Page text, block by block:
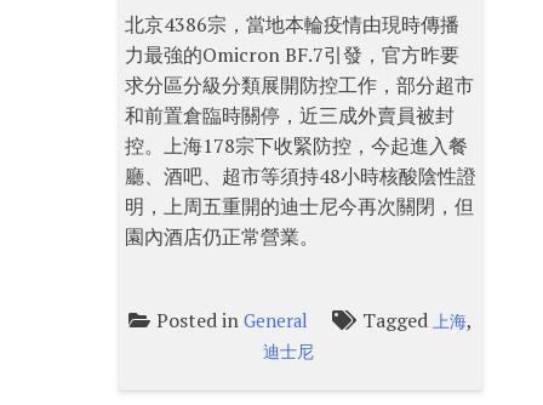
北京4386宗，當地本輪疫情由現時傳播
力最強的Omicron BF.7引發，官方昨要
求分區分級分類展開防控工作，部分超市
和前置倉臨時關停，近三成外賣員被封
控。上海178宗下收緊防控，今起進入餐
廳、酒吧、超市等須持48小時核酸陰性證
明，上周五重開的迪士尼今再次關閉，但
園內酒店仍正常營業。
Posted inGeneral Tagged上海,
迪士尼